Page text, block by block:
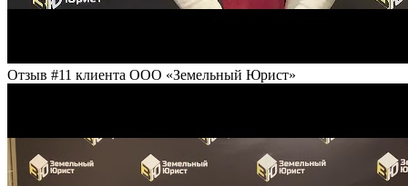
Отзыв #11 клиента ООО «Земельный Юрист»